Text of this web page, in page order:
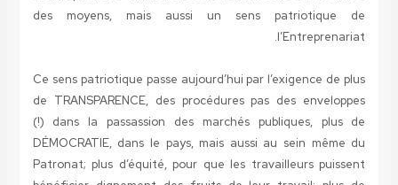
des moyens, mais aussi un sens patriotique de
l’Entreprenariat.
Ce sens patriotique passe aujourd’hui par l’exigence de plus
de TRANSPARENCE, des procédures pas des enveloppes
(!) dans la passassion des marchés publiques, plus de
DÉMOCRATIE, dans le pays, mais aussi au sein même du
Patronat; plus d’équité, pour que les travailleurs puissent